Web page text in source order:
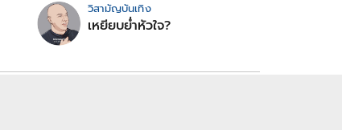
วิสามัญบันเทิง
เหยียบย่ำหัวใจ?